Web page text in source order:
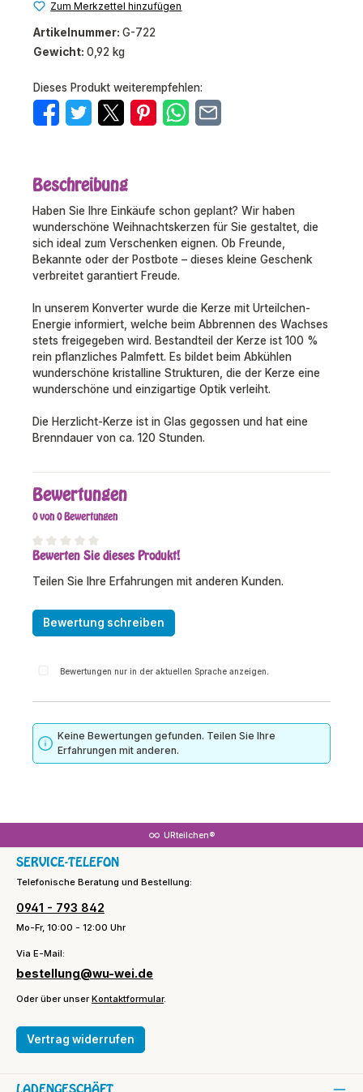
Zum Merkzettel hinzufügen
Artikelnummer: G-722
Gewicht: 0,92 kg
Dieses Produkt weiterempfehlen:
Beschreibung
Haben Sie Ihre Einkäufe schon geplant? Wir haben
wunderschöne Weihnachtskerzen für Sie gestaltet, die
sich ideal zum Verschenken eignen. Ob Freunde,
Bekannte oder der Postbote – dieses kleine Geschenk
verbreitet garantiert Freude.
In unserem Konverter wurde die Kerze mit Urteilchen-
Energie informiert, welche beim Abbrennen des Wachses
stets freigegeben wird. Bestandteil der Kerze ist 100 %
rein pflanzliches Palmfett. Es bildet beim Abkühlen
wunderschöne kristalline Strukturen, die der Kerze eine
wunderschöne und einzigartige Optik verleiht.
Die Herzlicht-Kerze ist in Glas gegossen und hat eine
Brenndauer von ca. 120 Stunden.
Bewertungen
0 von 0 Bewertungen
Durchschnittliche Bewertung von 0 von 5 Sternen
Bewerten Sie dieses Produkt!
Teilen Sie Ihre Erfahrungen mit anderen Kunden.
Bewertung schreiben
Bewertungen nur in der aktuellen Sprache anzeigen.
Keine Bewertungen gefunden. Teilen Sie Ihre
Erfahrungen mit anderen.
URteilchen®
SERVICE-TELEFON
Telefonische Beratung und Bestellung:
0941 - 793 842
Mo-Fr, 10:00 - 12:00 Uhr
Via E-Mail:
bestellung@wu-wei.de
Oder über unserKontaktformular.
Vertrag widerrufen